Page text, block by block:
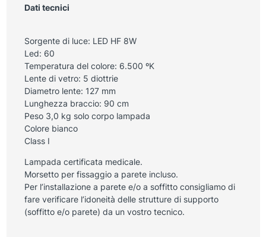
Dati tecnici
Sorgente di luce: LED HF 8W
Led: 60
Temperatura del colore: 6.500 ºK
Lente di vetro: 5 diottrie
Diametro lente: 127 mm
Lunghezza braccio: 90 cm
Peso 3,0 kg solo corpo lampada
Colore bianco
Class I
Lampada certificata medicale.
Morsetto per fissaggio a parete incluso.
Per l’installazione a parete e/o a soffitto consigliamo di
fare verificare l’idoneità delle strutture di supporto
(soffitto e/o parete) da un vostro tecnico.